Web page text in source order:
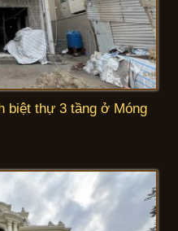
biệt thự 3 tầng ở Móng